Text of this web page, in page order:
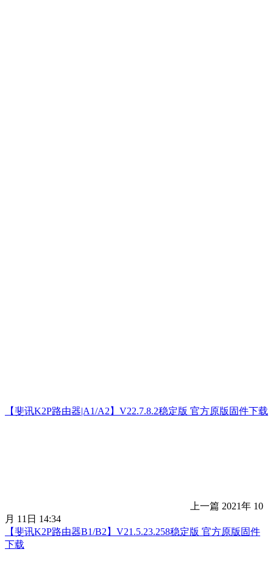
【斐讯K2P路由器|A1/A2】V22.7.8.2稳定版 官方原版固件下载
上一篇 2021年 10
月 11日 14:34
【斐讯K2P路由器B1/B2】V21.5.23.258稳定版 官方原版固件
下载